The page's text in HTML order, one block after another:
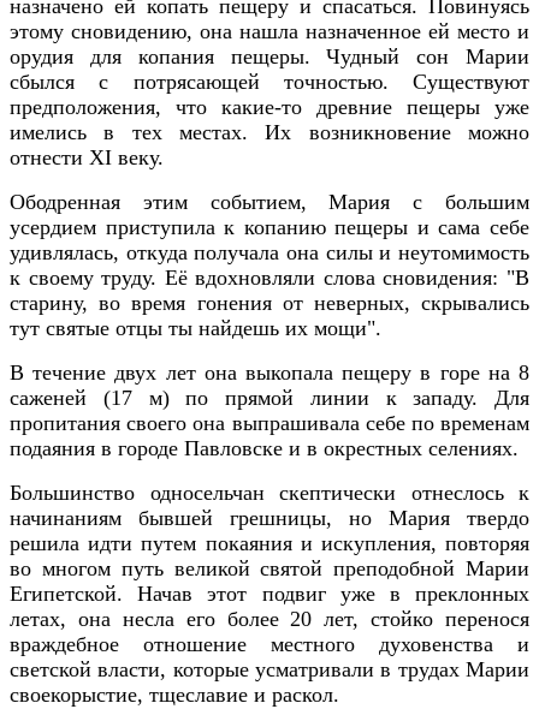
назначено ей копать пещеру и спасаться. Повинуясь
этому сновидению, она нашла назначенное ей место и
орудия для копания пещеры. Чудный сон Марии
сбылся с потрясающей точностью. Существуют
предположения, что какие-то древние пещеры уже
имелись в тех местах. Их возникновение можно
отнести XI веку.
Ободренная этим событием, Мария с большим
усердием приступила к копанию пещеры и сама себе
удивлялась, откуда получала она силы и неутомимость
к своему труду. Её вдохновляли слова сновидения: "В
старину, во время гонения от неверных, скрывались
тут святые отцы ты найдешь их мощи".
В течение двух лет она выкопала пещеру в горе на 8
саженей (17 м) по прямой линии к западу. Для
пропитания своего она выпрашивала себе по временам
подаяния в городе Павловске и в окрестных селениях.
Большинство односельчан скептически отнеслось к
начинаниям бывшей грешницы, но Мария твердо
решила идти путем покаяния и искупления, повторяя
во многом путь великой святой преподобной Марии
Египетской. Начав этот подвиг уже в преклонных
летах, она несла его более 20 лет, стойко перенося
враждебное отношение местного духовенства и
светской власти, которые усматривали в трудах Марии
своекорыстие, тщеславие и раскол.